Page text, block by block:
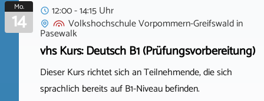
Mo.
14
12:00 - 14:15 Uhr
Volkshochschule Vorpommern-Greifswaldin
Pasewalk
vhs Kurs: Deutsch B1 (Prüfungsvorbereitung)
Dieser Kurs richtet sich an Teilnehmende, die sich
sprachlich bereits auf B1-Niveau befinden.